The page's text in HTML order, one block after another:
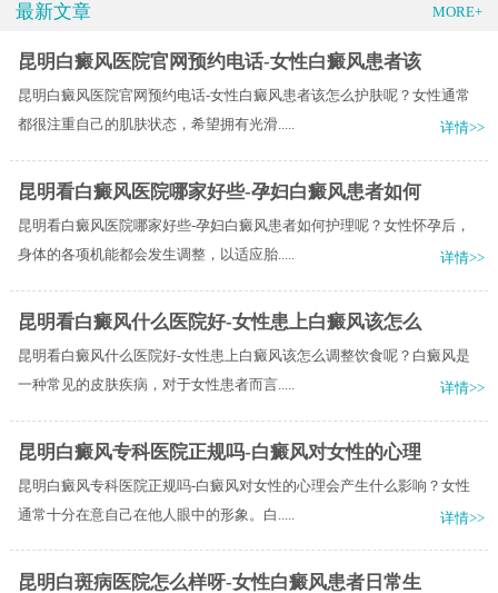
最新文章 MORE+
昆明白癜风医院官网预约电话-女性白癜风患者该
昆明白癜风医院官网预约电话-女性白癜风患者该怎么护肤呢？女性通常
都很注重自己的肌肤状态，希望拥有光滑.....
详情>>
昆明看白癜风医院哪家好些-孕妇白癜风患者如何
昆明看白癜风医院哪家好些-孕妇白癜风患者如何护理呢？女性怀孕后，
身体的各项机能都会发生调整，以适应胎.....
详情>>
昆明看白癜风什么医院好-女性患上白癜风该怎么
昆明看白癜风什么医院好-女性患上白癜风该怎么调整饮食呢？白癜风是
一种常见的皮肤疾病，对于女性患者而言.....
详情>>
昆明白癜风专科医院正规吗-白癜风对女性的心理
昆明白癜风专科医院正规吗-白癜风对女性的心理会产生什么影响？女性
通常十分在意自己在他人眼中的形象。白.....
详情>>
昆明白斑病医院怎么样呀-女性白癜风患者日常生